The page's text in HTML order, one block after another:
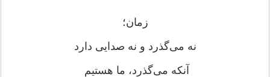
زمان؛
نه می‌گذرد و نه صدایی دارد
آنکه می‌گذرد، ما هستیم